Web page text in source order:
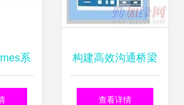
系
造执
构建高效沟通桥梁
20路主机对讲系统
查看详情